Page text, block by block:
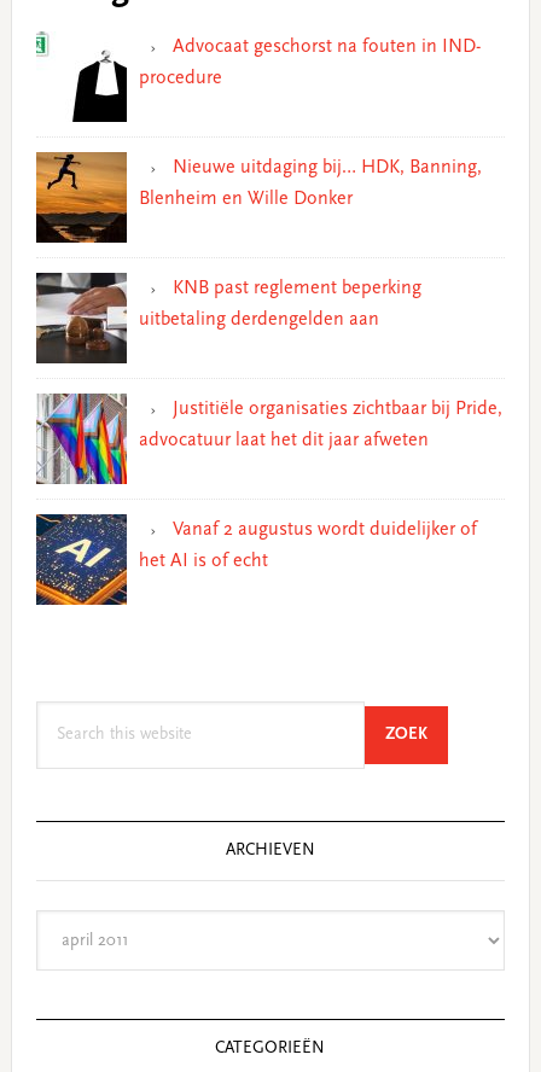
Advocaat geschorst na fouten in IND-
procedure
Nieuwe uitdaging bij… HDK, Banning,
Blenheim en Wille Donker
KNB past reglement beperking
uitbetaling derdengelden aan
Justitiële organisaties zichtbaar bij Pride,
advocatuur laat het dit jaar afweten
Vanaf 2 augustus wordt duidelijker of
het AI is of echt
ZOEKSEARCH
ARCHIEVEN
CATEGORIEËN